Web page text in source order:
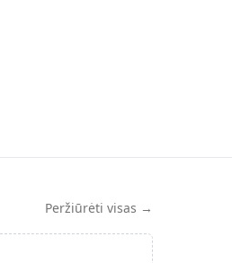
Peržiūrėti visas →